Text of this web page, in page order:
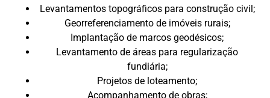
Levantamentos topográficos para construção civil;
Georreferenciamento de imóveis rurais;
Implantação de marcos geodésicos;
Levantamento de áreas para regularização
fundiária;
Projetos de loteamento;
Acompanhamento de obras;